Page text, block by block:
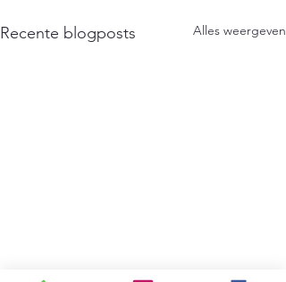
Recente blogposts Alles weergeven